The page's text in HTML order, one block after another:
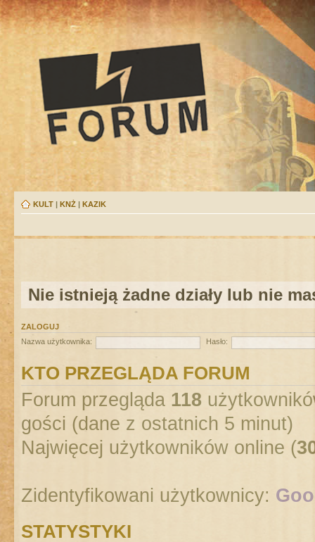
KULT | KNŻ | KAZIK
Nie istnieją żadne działy lub nie
ZALOGUJ
Nazwa użytkownika:
Hasło:
KTO PRZEGLĄDA FORUM
Forum przegląda 118
gości (dane z ostatnich 5 minut)
Najwięcej użytkowników online (
Zidentyfikowani użytkownicy:
STATYSTYKI